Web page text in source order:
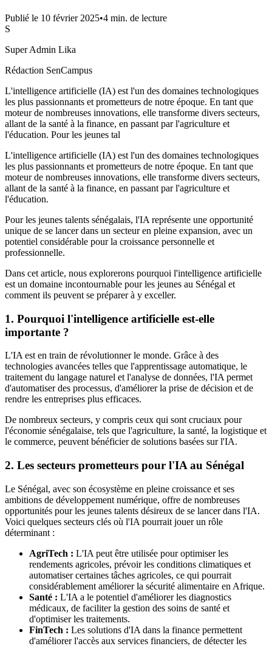
Publié le 10 février 2025•4 min. de lecture
S
Super Admin Lika
Rédaction SenCampus
L'intelligence artificielle (IA) est l'un des domaines technologiques
les plus passionnants et prometteurs de notre époque. En tant que
moteur de nombreuses innovations, elle transforme divers secteurs,
allant de la santé à la finance, en passant par l'agriculture et
l'éducation. Pour les jeunes tal
L'intelligence artificielle (IA) est l'un des domaines technologiques
les plus passionnants et prometteurs de notre époque. En tant que
moteur de nombreuses innovations, elle transforme divers secteurs,
allant de la santé à la finance, en passant par l'agriculture et
l'éducation.
Pour les jeunes talents sénégalais, l'IA représente une opportunité
unique de se lancer dans un secteur en pleine expansion, avec un
potentiel considérable pour la croissance personnelle et
professionnelle.
Dans cet article, nous explorerons pourquoi l'intelligence artificielle
est un domaine incontournable pour les jeunes au Sénégal et
comment ils peuvent se préparer à y exceller.
1. Pourquoi l'intelligence artificielle est-elle
importante ?
L'IA est en train de révolutionner le monde. Grâce à des
technologies avancées telles que l'apprentissage automatique, le
traitement du langage naturel et l'analyse de données, l'IA permet
d'automatiser des processus, d'améliorer la prise de décision et de
rendre les entreprises plus efficaces.
De nombreux secteurs, y compris ceux qui sont cruciaux pour
l'économie sénégalaise, tels que l'agriculture, la santé, la logistique et
le commerce, peuvent bénéficier de solutions basées sur l'IA.
2. Les secteurs prometteurs pour l'IA au Sénégal
Le Sénégal, avec son écosystème en pleine croissance et ses
ambitions de développement numérique, offre de nombreuses
opportunités pour les jeunes talents désireux de se lancer dans l'IA.
Voici quelques secteurs clés où l'IA pourrait jouer un rôle
déterminant :
AgriTech : L'IA peut être utilisée pour optimiser les
rendements agricoles, prévoir les conditions climatiques et
automatiser certaines tâches agricoles, ce qui pourrait
considérablement améliorer la sécurité alimentaire en Afrique.
Santé : L'IA a le potentiel d'améliorer les diagnostics
médicaux, de faciliter la gestion des soins de santé et
d'optimiser les traitements.
FinTech : Les solutions d'IA dans la finance permettent
d'améliorer l'accès aux services financiers, de détecter les